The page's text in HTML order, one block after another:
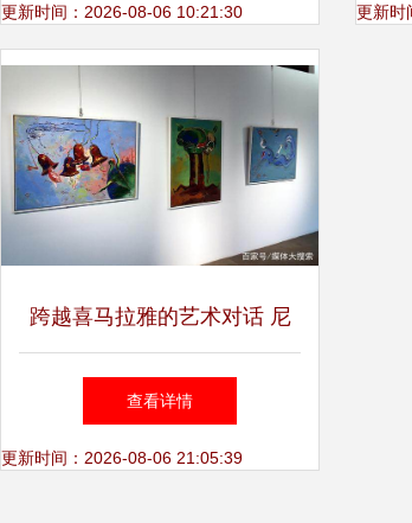
更新时间：2026-08-06 10:21:30 堂
更新时
跨越喜马拉雅的艺术对话 尼
泊尔女画家拉吉尼画展在香海
禅寺开幕
查看详情
更新时间：2026-08-06 21:05:39